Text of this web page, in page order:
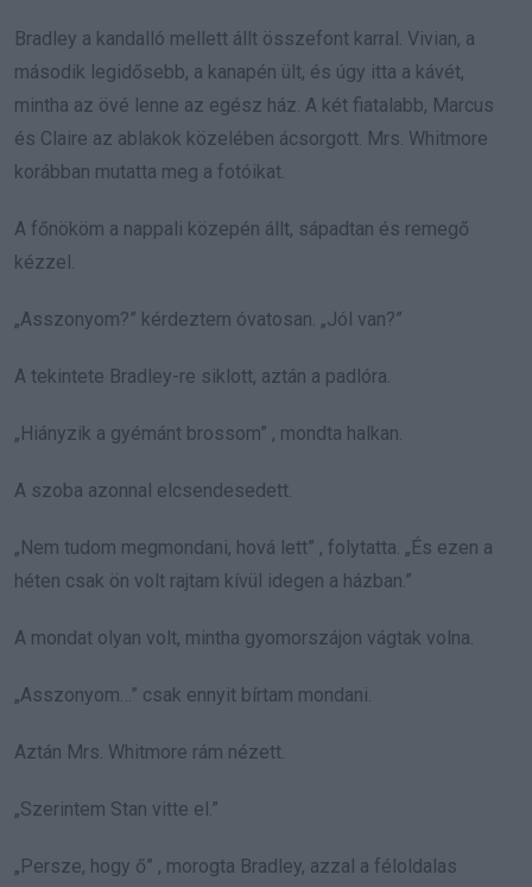
Bradley a kandalló mellett állt összefont karral. Vivian, a
második legidősebb, a kanapén ült, és úgy itta a kávét,
mintha az övé lenne az egész ház. A két fiatalabb, Marcus
és Claire az ablakok közelében ácsorgott. Mrs. Whitmore
korábban mutatta meg a fotóikat.
A főnököm a nappali közepén állt, sápadtan és remegő
kézzel.
„Asszonyom?” kérdeztem óvatosan. „Jól van?”
A tekintete Bradley-re siklott, aztán a padlóra.
„Hiányzik a gyémánt brossom” , mondta halkan.
A szoba azonnal elcsendesedett.
„Nem tudom megmondani, hová lett” , folytatta. „És ezen a
héten csak ön volt rajtam kívül idegen a házban.”
A mondat olyan volt, mintha gyomorszájon vágtak volna.
„Asszonyom…” csak ennyit bírtam mondani.
Aztán Mrs. Whitmore rám nézett.
„Szerintem Stan vitte el.”
„Persze, hogy ő” , morogta Bradley, azzal a féloldalas